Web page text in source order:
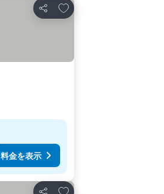
シェア
お気に入りに追加
料金を表示
お気に入りに追加